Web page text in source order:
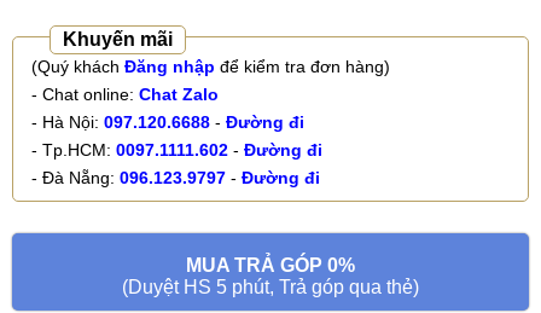
Khuyến mãi
(Quý khách Đăng nhập để kiểm tra đơn hàng)
- Chat online: Chat Zalo
- Hà Nội: 097.120.6688 - Đường đi
- Tp.HCM: 0097.1111.602 - Đường đi
- Đà Nẵng: 096.123.9797 - Đường đi
MUA TRẢ GÓP 0%
(Duyệt HS 5 phút, Trả góp qua thẻ)